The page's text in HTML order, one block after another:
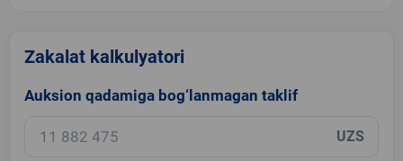
Zakalat kalkulyatori
Auksion qadamiga bog‘lanmagan taklif
UZS